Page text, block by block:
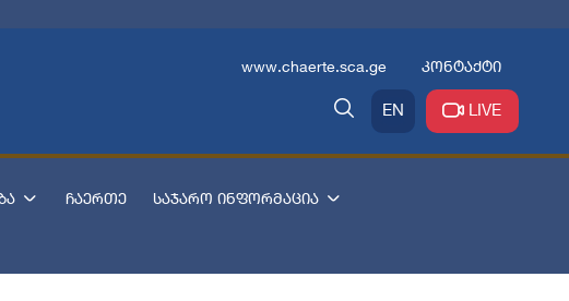
www.chaerte.sca.ge კონტაქტი
EN LIVE
ჩაერთე საჯარო ინფორმაცია